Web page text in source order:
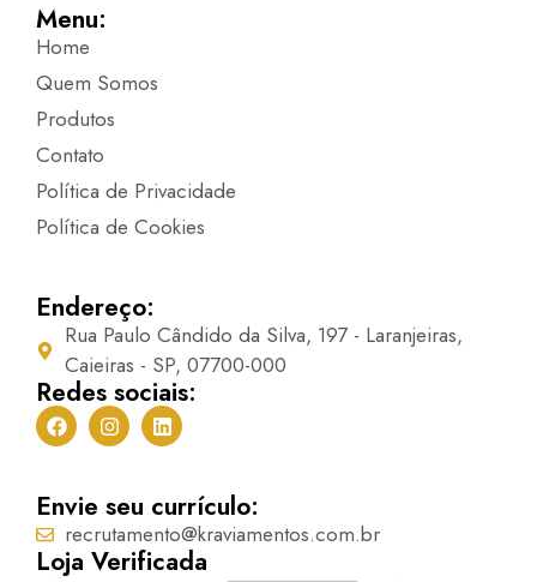
Menu:
Home
Quem Somos
Produtos
Contato
Política de Privacidade
Política de Cookies
Endereço:
Rua Paulo Cândido da Silva, 197 - Laranjeiras,
Caieiras - SP, 07700-000
Redes sociais:
Envie seu currículo:
recrutamento@kraviamentos.com.br
Loja Verificada